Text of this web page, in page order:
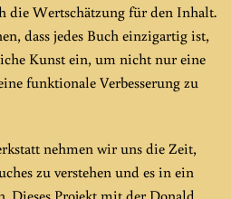
die Wertschätzung für den Inhalt.
dass jedes Buch einzigartig ist,
Kunst ein, um nicht nur eine
funktionale Verbesserung zu
nehmen wir uns die Zeit,
zu verstehen und es in ein
Dieses Projekt mit der Donald